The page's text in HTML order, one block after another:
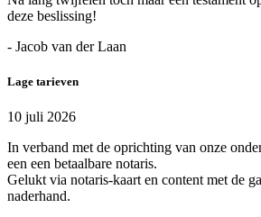
deze beslissing!
- Jacob van der Laan
Lage tarieven
10 juli 2026
In verband met de oprichting van onze
een een betaalbare notaris.
Gelukt via notaris-kaart en content met de
naderhand.